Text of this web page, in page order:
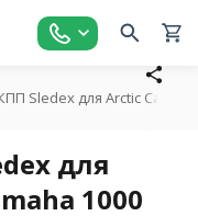
Sledex для Arctic Cat
для
1000